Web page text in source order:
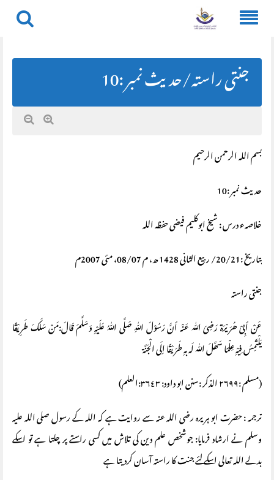
contentجنتی راستہ/حديث نمبر :10
بسم اللہ الرحمن الرحیم
حديث نمبر :10
خلاصہء درس : شیخ ابوکلیم فیضی حفظہ اللہ
بتاریخ :20/21/ ربیع الثانی 1428 ھ، م 08/07، مئی 2007م
جنتی راستہ
عَنْ أبِیْ ھُرَیْرَة رَضِیَ اللّٰہ عَنْہ أنَّ رَسُوْلَ اللّٰہِ صَلَّی اللّٰہُ عَلَیْہِ وَسَلَّمَ قَالَ:مَنْ سَلَکَ طَرِیْقًا
یَلْتَمِسُ فِیْہِ عِلْمًا سَھَّلَ اللّٰہ لَہ بہِ طَرَیْقًا اِلَی الْجَنَّة
(مسلم :٢٦٩٩ الذکر :سنن ابو داود: ٣٦٤٣:العلم)
ترجمہ : حضرت ابو ہر یرہ رضی اللہ عنہ سے روایت ہے کہ اللہ کے رسول صلی اللہ علیہ
وسلم نے ارشاد فرمایا: جوشخص علم دین کی تلاش میں کسی راستے پر چلتا ہے تو اسکے
بدلے اللہ تعالی اسکے لئے جنت کا راستہ آسان کردیتا ہے